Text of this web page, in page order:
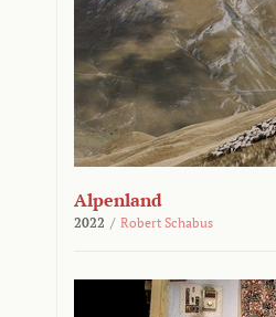
Alpenland
2022 / Robert Schabus